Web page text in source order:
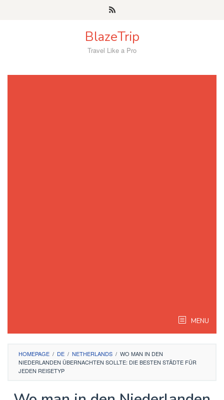
BlazeTrip
Travel Like a Pro
MENU
HOMEPAGE / DE / NETHERLANDS / WO MAN IN DEN
NIEDERLANDEN ÜBERNACHTEN SOLLTE: DIE BESTEN STÄDTE FÜR
JEDEN REISETYP